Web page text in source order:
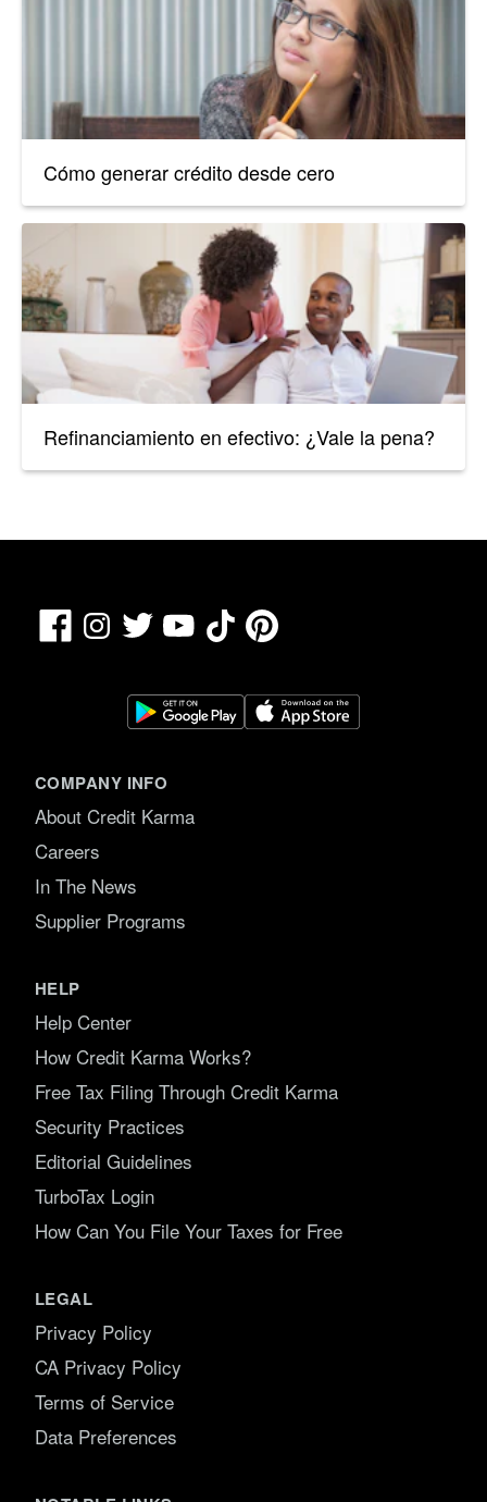
Cómo generar crédito desde cero
Refinanciamiento en efectivo: ¿Vale la pena?
FacebookInstagram
Twitter YouTubeTikTokPinterest
COMPANY INFO
About Credit Karma
Careers
In The News
Supplier Programs
HELP
Help Center
How Credit Karma Works?
Free Tax Filing Through Credit Karma
Security Practices
Editorial Guidelines
TurboTax Login
How Can You File Your Taxes for Free
LEGAL
Privacy Policy
CA Privacy Policy
Terms of Service
Data Preferences